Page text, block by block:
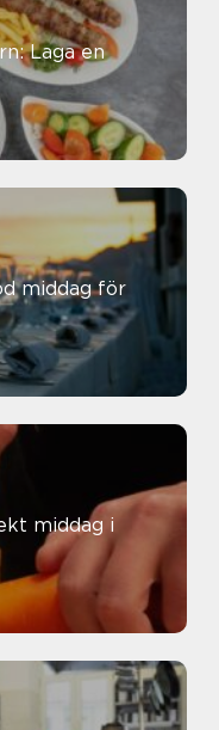
Laga en
middag för
middag i